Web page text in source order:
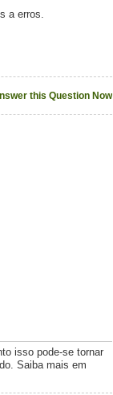
a erros.
this Question Now
isso pode-se tornar
Saiba mais em